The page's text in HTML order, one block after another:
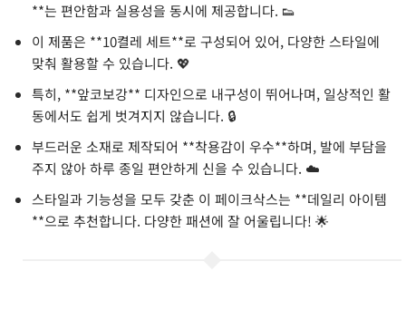
**는 편안함과 실용성을 동시에 제공합니다. 👟
이 제품은 **10켤레 세트**로 구성되어 있어, 다양한 스타일에
맞춰 활용할 수 있습니다. 💖
특히, **앞코보강** 디자인으로 내구성이 뛰어나며, 일상적인 활
동에서도 쉽게 벗겨지지 않습니다. 🔒
부드러운 소재로 제작되어 **착용감이 우수**하며, 발에 부담을
주지 않아 하루 종일 편안하게 신을 수 있습니다. ☁️
스타일과 기능성을 모두 갖춘 이 페이크삭스는 **데일리 아이템
**으로 추천합니다. 다양한 패션에 잘 어울립니다! 🌟